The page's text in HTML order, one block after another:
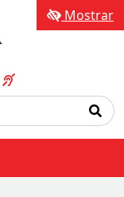
Mostrar